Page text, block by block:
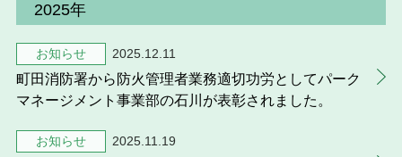
2025年
2025.12.11
お知らせ
町田消防署から防火管理者業務適切功労としてパーク
マネージメント事業部の石川が表彰されました。
2025.11.19
お知らせ